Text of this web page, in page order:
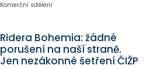
Komerční sdělení
Ridera Bohemia: žádné
porušení na naší straně.
Jen nezákonné šetření ČIŽP